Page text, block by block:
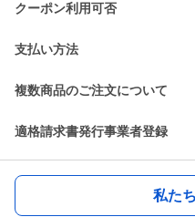
クーポン利用可否
支払い方法
複数商品のご注文について
適格請求書発行事業者登録
私た